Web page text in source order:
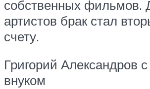
собственных фильмов.
артистов брак стал
счету.
Григорий Александров
внуком